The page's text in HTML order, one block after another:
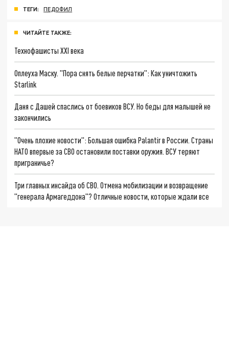
ТЕГИ: ПЕДОФИЛ
ЧИТАЙТЕ ТАКЖЕ:
Технофашисты XXI века
Оплеуха Маску. "Пора снять белые перчатки": Как уничтожить
Starlink
Даня с Дашей спаслись от боевиков ВСУ. Но беды для малышей не
закончились
"Очень плохие новости": Большая ошибка Palantir в России. Страны
НАТО впервые за СВО остановили поставки оружия. ВСУ теряют
приграничье?
Три главных инсайда об СВО. Отмена мобилизации и возвращение
"генерала Армагеддона"? Отличные новости, которые ждали все